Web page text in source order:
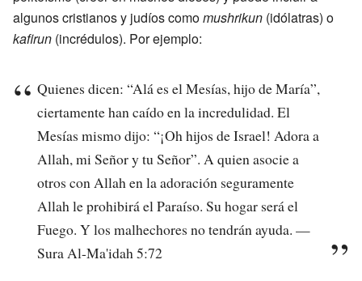
algunos cristianos y judíos comomushrikun (idólatras) o
kafirun (incrédulos). Por ejemplo:
Quienes dicen: “Alá es el Mesías, hijo de María”,
ciertamente han caído en la incredulidad. El
Mesías mismo dijo: “¡Oh hijos de Israel! Adora a
Allah, mi Señor y tu Señor”. A quien asocie a
otros con Allah en la adoración seguramente
Allah le prohibirá el Paraíso. Su hogar será el
Fuego. Y los malhechores no tendrán ayuda. —
Sura Al-Ma'idah 5:72